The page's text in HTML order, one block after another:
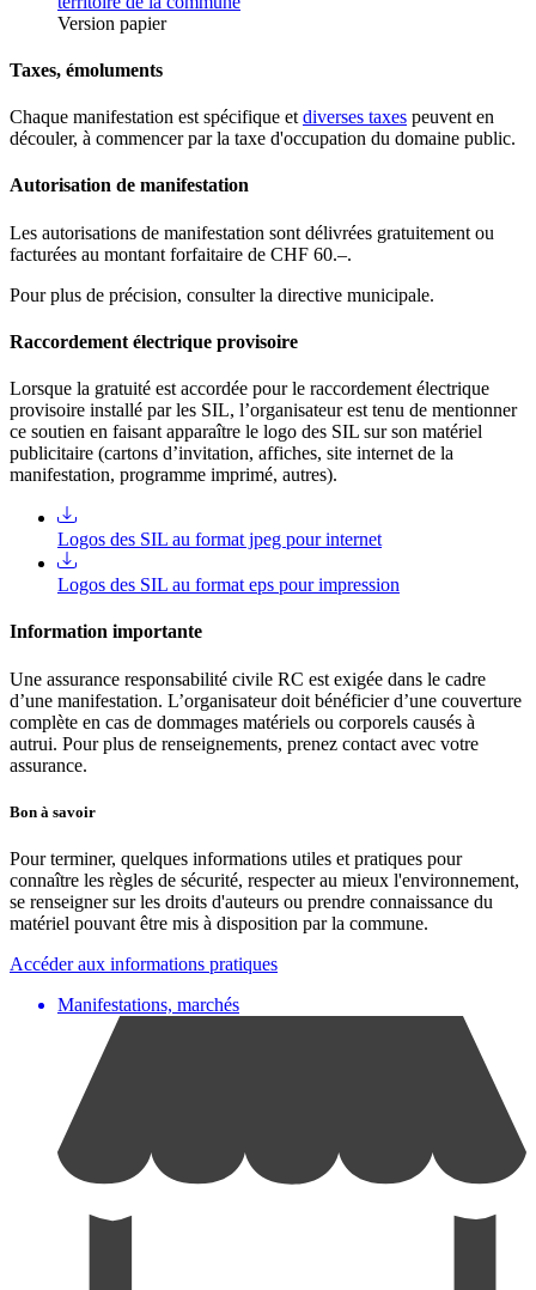
Version papier
Taxes, émoluments
Chaque manifestation est spécifique et diverses taxes peuvent en
découler, à commencer par la taxe d'occupation du domaine public.
Autorisation de manifestation
Les autorisations de manifestation sont délivrées gratuitement ou
facturées au montant forfaitaire de CHF 60.–.
Pour plus de précision, consulter la directive municipale.
Raccordement électrique provisoire
Lorsque la gratuité est accordée pour le raccordement électrique
provisoire installé par les SIL, l’organisateur est tenu de mentionner
ce soutien en faisant apparaître le logo des SIL sur son matériel
publicitaire (cartons d’invitation, affiches, site internet de la
manifestation, programme imprimé, autres).
Logos des SIL au format jpeg pour internet
Logos des SIL au format eps pour impression
Information importante
Une assurance responsabilité civile RC est exigée dans le cadre
d’une manifestation. L’organisateur doit bénéficier d’une couverture
complète en cas de dommages matériels ou corporels causés à
autrui. Pour plus de renseignements, prenez contact avec votre
assurance.
Bon à savoir
Pour terminer, quelques informations utiles et pratiques pour
connaître les règles de sécurité, respecter au mieux l'environnement,
se renseigner sur les droits d'auteurs ou prendre connaissance du
matériel pouvant être mis à disposition par la commune.
Accéder aux informations pratiques
Manifestations, marchés